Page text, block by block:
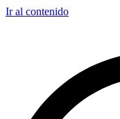
Ir al contenido